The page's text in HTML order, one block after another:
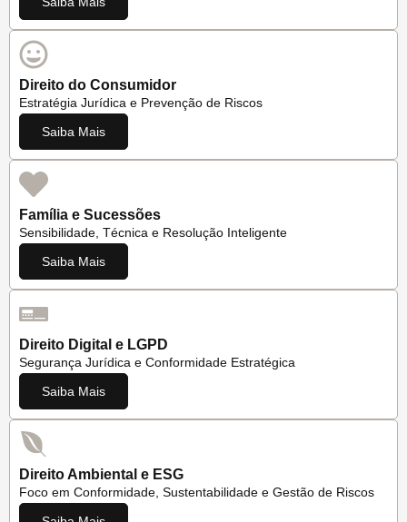
Direito do Consumidor
Estratégia Jurídica e Prevenção de Riscos
Saiba Mais
Família e Sucessões
Sensibilidade, Técnica e Resolução Inteligente
Saiba Mais
Direito Digital e LGPD
Segurança Jurídica e Conformidade Estratégica
Saiba Mais
Direito Ambiental e ESG
Foco em Conformidade, Sustentabilidade e Gestão de Riscos